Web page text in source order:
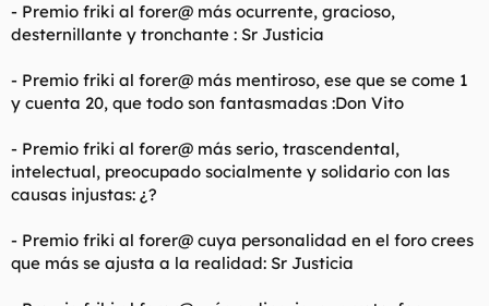
- Premio friki al forer@ más ocurrente, gracioso,
desternillante y tronchante : Sr Justicia
- Premio friki al forer@ más mentiroso, ese que se come 1
y cuenta 20, que todo son fantasmadas :Don Vito
- Premio friki al forer@ más serio, trascendental,
intelectual, preocupado socialmente y solidario con las
causas injustas: ¿?
- Premio friki al forer@ cuya personalidad en el foro crees
que más se ajusta a la realidad: Sr Justicia